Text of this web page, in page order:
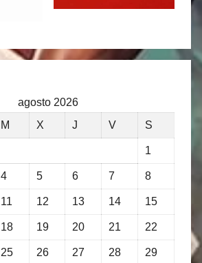
agosto 2026
M X J V S
1
4 5 6 7 8
11 12 13 14 15
18 19 20 21 22
25 26 27 28 29